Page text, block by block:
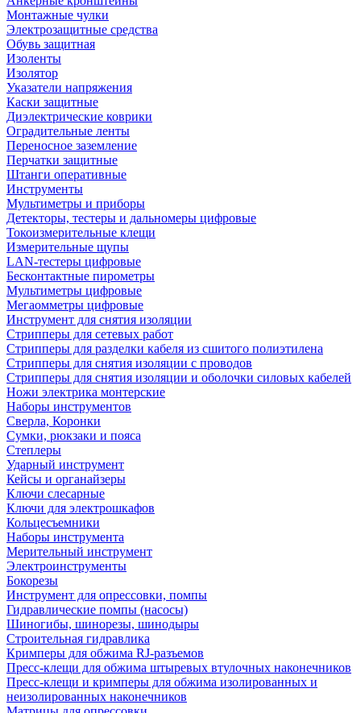
Монтажные чулки
Электрозащитные средства
Обувь защитная
Изоленты
Изолятор
Указатели напряжения
Каски защитные
Диэлектрические коврики
Оградительные ленты
Переносное заземление
Перчатки защитные
Штанги оперативные
Инструменты
Мультиметры и приборы
Детекторы, тестеры и дальномеры цифровые
Токоизмерительные клещи
Измерительные щупы
LAN-тестеры цифровые
Бесконтактные пирометры
Мультиметры цифровые
Мегаомметры цифровые
Инструмент для снятия изоляции
Стрипперы для сетевых работ
Стрипперы для разделки кабеля из сшитого полиэтилена
Cтрипперы для снятия изоляции с проводов
Стрипперы для снятия изоляции и оболочки силовых кабелей
Ножи электрика монтерские
Наборы инструментов
Сверла, Коронки
Сумки, рюкзаки и пояса
Степлеры
Ударный инструмент
Кейсы и органайзеры
Ключи слесарные
Ключи для электрошкафов
Кольцесъемники
Наборы инструмента
Мерительный инструмент
Электроинструменты
Бокорезы
Инструмент для опрессовки, помпы
Гидравлические помпы (насосы)
Шиногибы, шинорезы, шинодыры
Строительная гидравлика
Кримперы для обжима RJ-разъемов
Пресс-клещи для обжима штыревых втулочных наконечников
Пресс-клещи и кримперы для обжима изолированных и
неизолированных наконечников